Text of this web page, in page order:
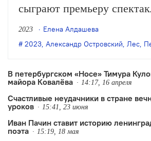
сыграют премьеру
Баялиева «Лес» по
Островского.
2023
Елена Алдашева
2023 Александр Островский Лес
В петербургском «Носе» Тимура
майора Ковалёва
14:17, 16 апреля
Счастливые неудачники в стране
уроков
15:41, 23 июня
Иван Пачин ставит историю
поэта
15:19, 18 мая